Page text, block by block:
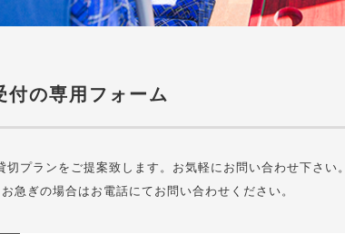
付の専用フォーム
プランをご提案致します。お気軽にお問い合わせ下さい。
急ぎの場合はお電話にてお問い合わせください。